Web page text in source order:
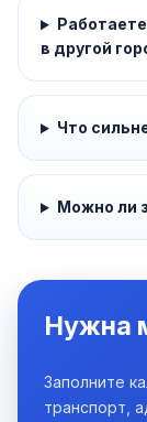
в другой
Что
Можно ли
Нужна
Заполните
транспорт,